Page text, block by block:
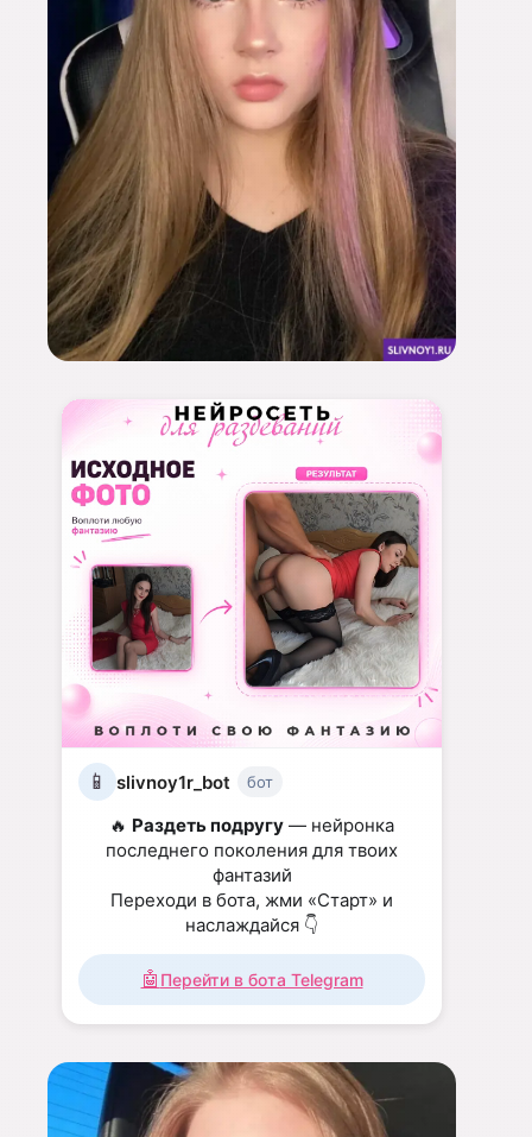
📱 slivnoy1r_bot бот
🔥 Раздеть подругу — нейронка
последнего поколения для твоих
фантазий
Переходи в бота, жми «Старт» и
наслаждайся 👇
🤖 Перейти в бота Telegram